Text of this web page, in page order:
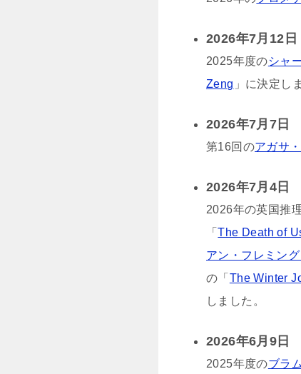
2026年7月12日
2025年度のシャ
Zeng 」に決定し
2026年7月7日
第16回のアガサ
2026年7月4日
2026年の英国推
「The Death of
アン・フレミン
の「 The Winter
しました。
2026年6月9日
2025年度のブラ